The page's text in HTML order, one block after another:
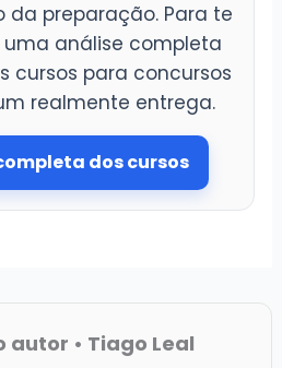
da preparação. Para te
uma análise completa
cursos para concursos
realmente entrega.
dos cursos
autor • Tiago Leal